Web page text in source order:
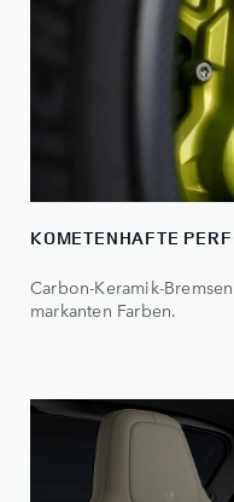
KOMETENHAFTE
Carbon-Keramik-
markanten Farben.